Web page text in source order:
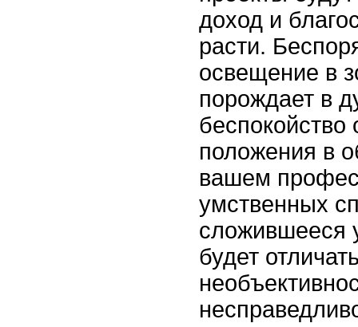
доход и
расти.
освещение в
порождает в
беспокойство
положения в
вашем
умственных
сложившееся
будет